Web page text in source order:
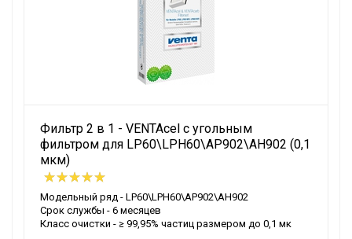
Фильтр 2 в 1 - VENTAcel с угольным
фильтром для LP60\LPH60\AP902\AH902 (0,1
мкм)
Модельный ряд - LP60\LPH60\AP902\AH902
Срок службы - 6 месяцев
Класс очистки - ≥ 99,95% частиц размером до 0,1 мк